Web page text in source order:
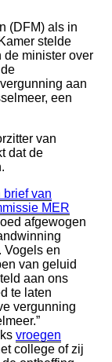
(DFM) als in
stelde
de minister over
aan
een
van
dat de
brief van
MER
afgewogen
Vogels en
van geluid
aan ons
te laten
vergunning
vroegen
college of zij